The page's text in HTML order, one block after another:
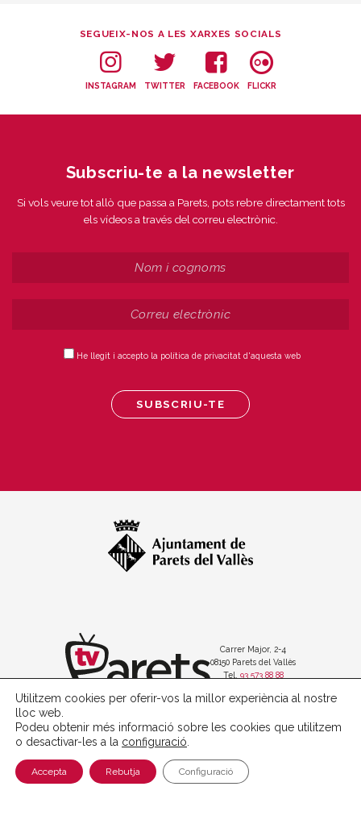
SEGUEIX-NOS A LES XARXES SOCIALS
INSTAGRAM TWITTER FACEBOOK FLICKR
Subscriu-te a la newsletter
Si vols veure tot allò que passa a Parets, pots rebre directament tots
els vídeos a través del correu electrònic.
He llegit i accepto la política de privacitat d'aquesta web
Carrer Major, 2-4
08150 Parets del Vallès
Tel. 93 573 88 88
Avís legal
Política de cookies
Utilitzem cookies per oferir-vos la millor experiència al nostre
lloc web.
Podeu obtenir més informació sobre les cookies que utilitzem
o desactivar-les a la configuració
Accepta Rebutja Configuració